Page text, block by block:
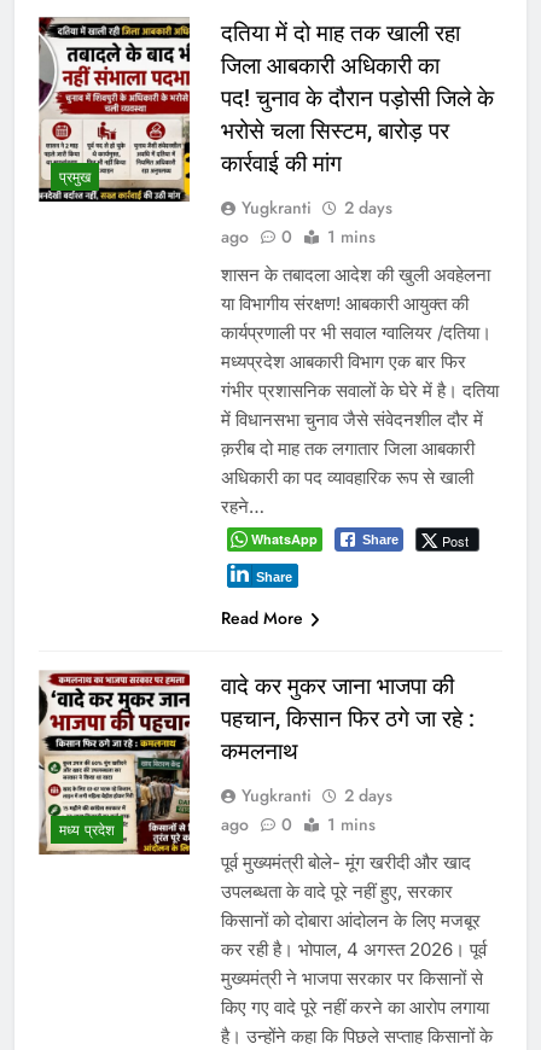
प्रमुख
दतिया में दो माह तक खाली रहा
जिला आबकारी अधिकारी का
पद! चुनाव के दौरान पड़ोसी जिले के
भरोसे चला सिस्टम, बारोड़ पर
कार्रवाई की मांग
Yugkranti
2 days
ago
0 1 mins
शासन के तबादला आदेश की खुली अवहेलना
या विभागीय संरक्षण! आबकारी आयुक्त की
कार्यप्रणाली पर भी सवाल ग्वालियर /दतिया।
मध्यप्रदेश आबकारी विभाग एक बार फिर
गंभीर प्रशासनिक सवालों के घेरे में है। दतिया
में विधानसभा चुनाव जैसे संवेदनशील दौर में
क़रीब दो माह तक लगातार जिला आबकारी
अधिकारी का पद व्यावहारिक रूप से खाली
रहने…
WhatsApp Share Post
Share
Read More
मध्य प्रदेश
वादे कर मुकर जाना भाजपा की
पहचान, किसान फिर ठगे जा रहे :
कमलनाथ
Yugkranti
2 days
ago
0 1 mins
पूर्व मुख्यमंत्री बोले- मूंग खरीदी और खाद
उपलब्धता के वादे पूरे नहीं हुए, सरकार
किसानों को दोबारा आंदोलन के लिए मजबूर
कर रही है। भोपाल, 4 अगस्त 2026। पूर्व
मुख्यमंत्री ने भाजपा सरकार पर किसानों से
किए गए वादे पूरे नहीं करने का आरोप लगाया
है। उन्होंने कहा कि पिछले सप्ताह किसानों के